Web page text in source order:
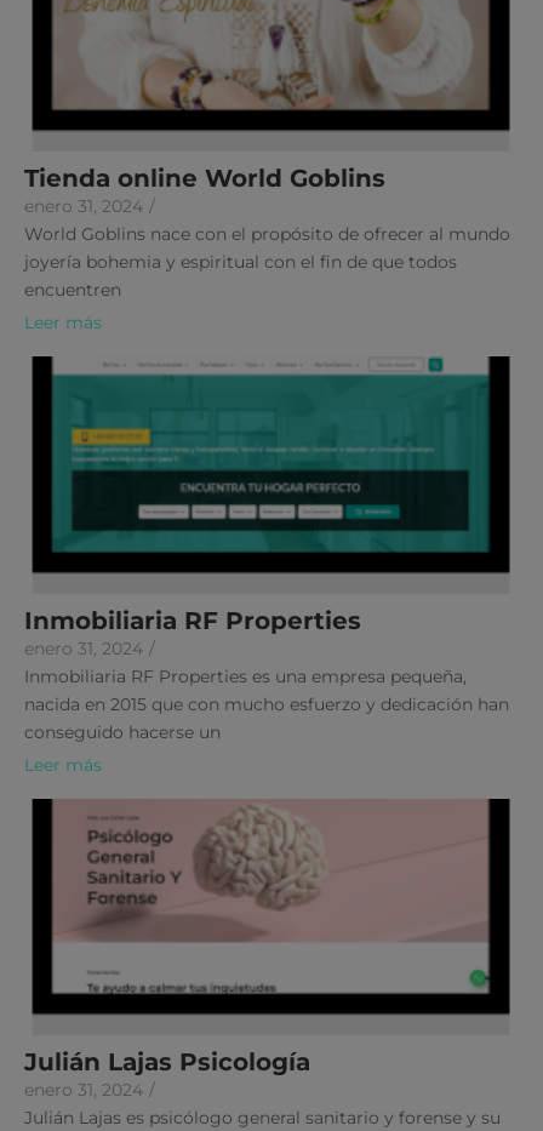
Tienda online World Goblins
enero 31, 2024 /
World Goblins nace con el propósito de ofrecer al mundo
joyería bohemia y espiritual con el fin de que todos
encuentren
Leer más
Inmobiliaria RF Properties
enero 31, 2024 /
Inmobiliaria RF Properties es una empresa pequeña,
nacida en 2015 que con mucho esfuerzo y dedicación han
conseguido hacerse un
Leer más
Julián Lajas Psicología
enero 31, 2024 /
Julián Lajas es psicólogo general sanitario y forense y su